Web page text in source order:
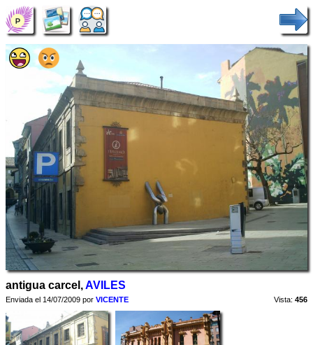
antigua carcel,AVILES
Enviada el 14/07/2009 por VICENTE Vista: 456